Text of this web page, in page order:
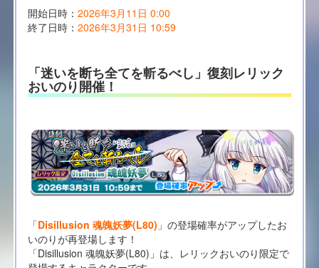
開始日時： 2026年3月11日 0:00
終了日時： 2026年3月31日 10:59
「迷いを断ち全てを斬るべし」復刻レリック
おいのり開催！
「Disillusion 魂魄妖夢(L80) 」の登場確率がアップしたお
いのりが再登場します！
「Disillusion 魂魄妖夢(L80)」は、レリックおいのり限定で